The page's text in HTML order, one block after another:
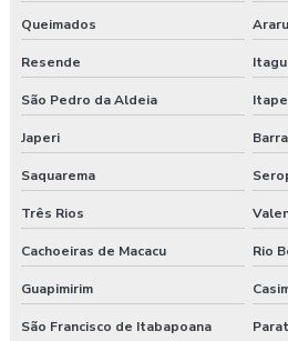
Consultoria segurança do trabalho
Consultoria segurança do trabalho
Consultoria segurança do trabalho
Consultoria em segurança do
Consultoria e segurança no trabalho
Curso esocial para segurança do
Curso de nr 17
Queimados
Resende
São Pedro da Aldeia
Japeri
Saquarema
Três Rios
Cachoeiras de Macacu Rio
Guapimirim
São Francisco de Itabapoana